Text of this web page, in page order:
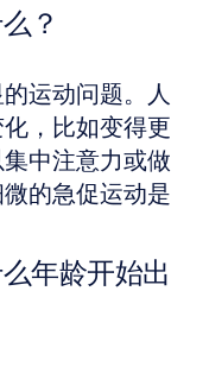
？
运动问题。人
，比如变得更
中注意力或做
的急促运动是
年龄开始出